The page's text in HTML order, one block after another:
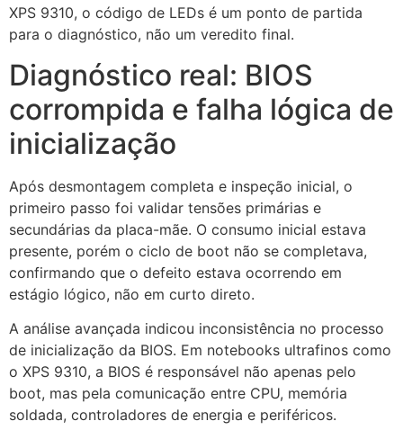
XPS 9310, o código de LEDs é um ponto de partida
para o diagnóstico, não um veredito final.
Diagnóstico real: BIOS
corrompida e falha lógica de
inicialização
Após desmontagem completa e inspeção inicial, o
primeiro passo foi validar tensões primárias e
secundárias da placa-mãe. O consumo inicial estava
presente, porém o ciclo de boot não se completava,
confirmando que o defeito estava ocorrendo em
estágio lógico, não em curto direto.
A análise avançada indicou inconsistência no processo
de inicialização da BIOS. Em notebooks ultrafinos como
o XPS 9310, a BIOS é responsável não apenas pelo
boot, mas pela comunicação entre CPU, memória
soldada, controladores de energia e periféricos.